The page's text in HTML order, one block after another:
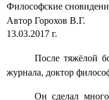
Философские
Автор Горохов В.Г.
13.03.2017 г.
После тяжёлой
журнала, доктор
Он сделал